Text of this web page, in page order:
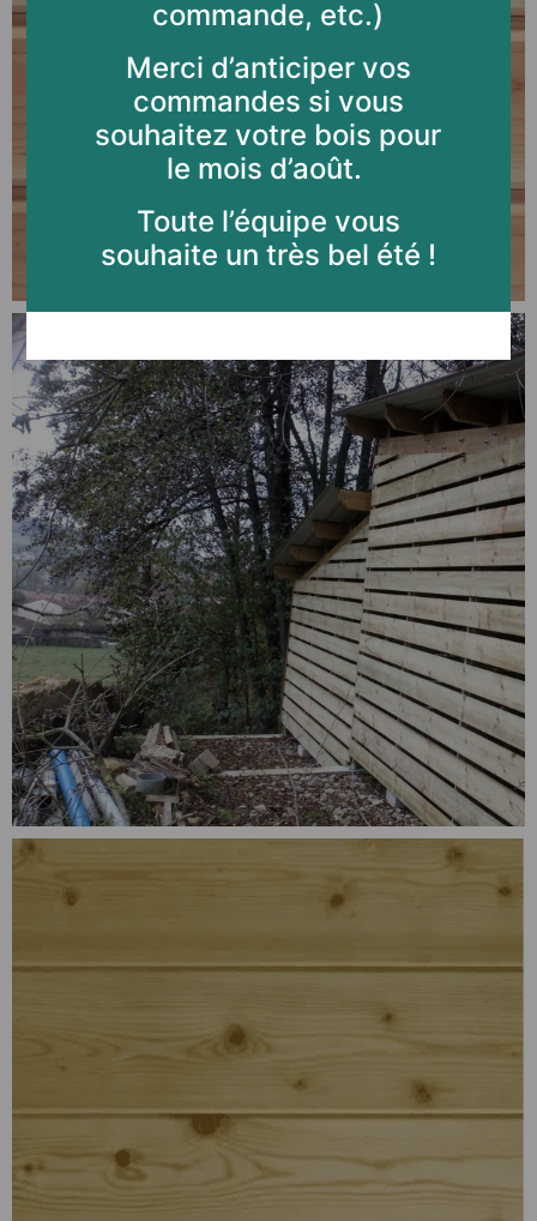
commande, etc.)
Merci d’anticiper vos
commandes si vous
souhaitez votre bois pour
le mois d’août.
Toute l’équipe vous
souhaite un très bel été !